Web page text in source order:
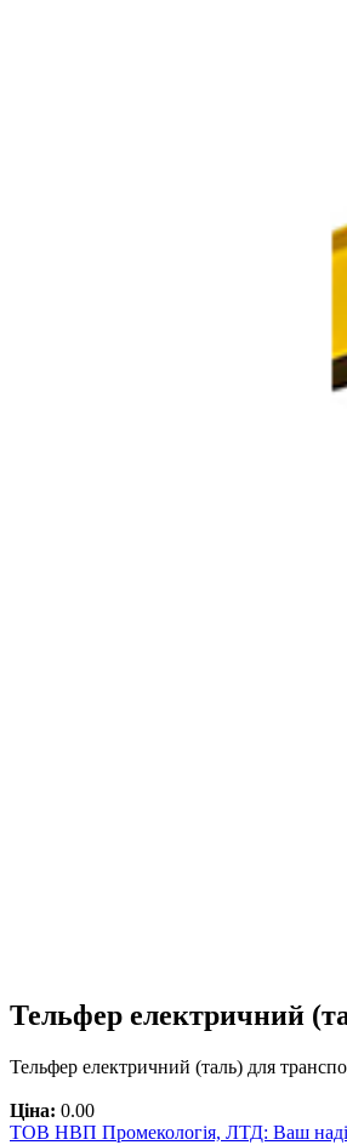
Тельфер електричний
Тельфер електричний (таль) для
Ціна: 0.00
ТОВ НВП Промекологія, ЛТД: Ваш